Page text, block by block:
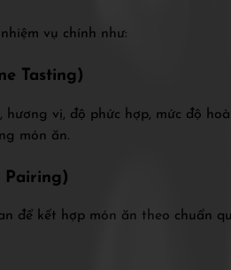
vụ chính như:
Tasting)
vị, độ phức hợp, mức độ
món ăn.
Pairing)
để kết hợp món ăn theo chuẩn